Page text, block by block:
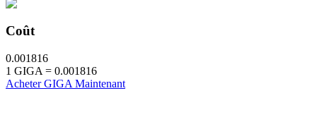
Coût
0.001816
1 GIGA = 0.001816
Acheter GIGA Maintenant